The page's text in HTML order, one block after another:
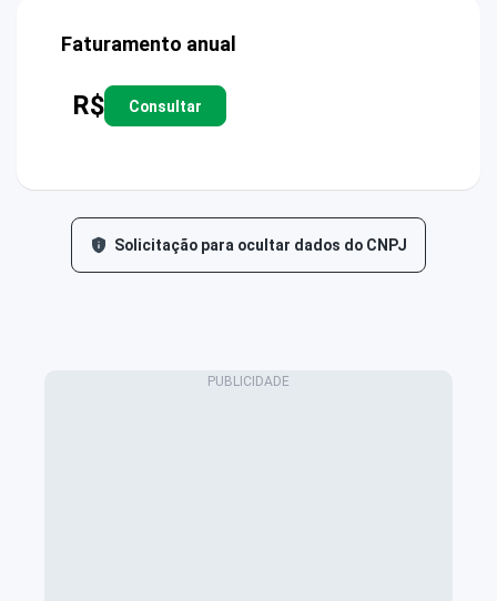
Faturamento anual
R$ Consultar
Solicitação para ocultar dados do CNPJ